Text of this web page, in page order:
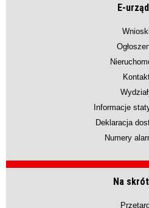
E-urząd
Wnioski
Informacje
Deklaracja
Numery
Na